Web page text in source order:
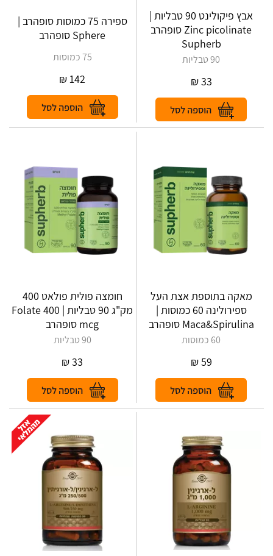
אבץ פיקולינט 90 טבליות |
Zinc picolinate סופהרב
Supherb
90 טבליות
33
₪
ספירה 75 כמוסות סופהרב |
Sphere סופהרב
75 כמוסות
142
₪
מאקה בתוספת אצת העל
ספירולינה 60 כמוסות |
Maca&Spirulina סופהרב
60 כמוסות
59
₪
חומצה פולית פולאט 400
מק"ג 90 טבליות | Folate 400
mcg סופהרב
90 טבליות
33
₪